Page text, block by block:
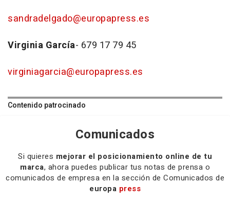
sandradelgado@europapress.es
Virginia García- 679 17 79 45
virginiagarcia@europapress.es
Contenido patrocinado
Comunicados
Si quieres mejorar el posicionamiento online de tu
marca, ahora puedes publicar tus notas de prensa o
comunicados de empresa en la sección de Comunicados de
europa press